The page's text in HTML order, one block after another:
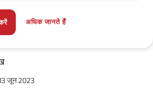
अधिक जानते हैं
जून 2023